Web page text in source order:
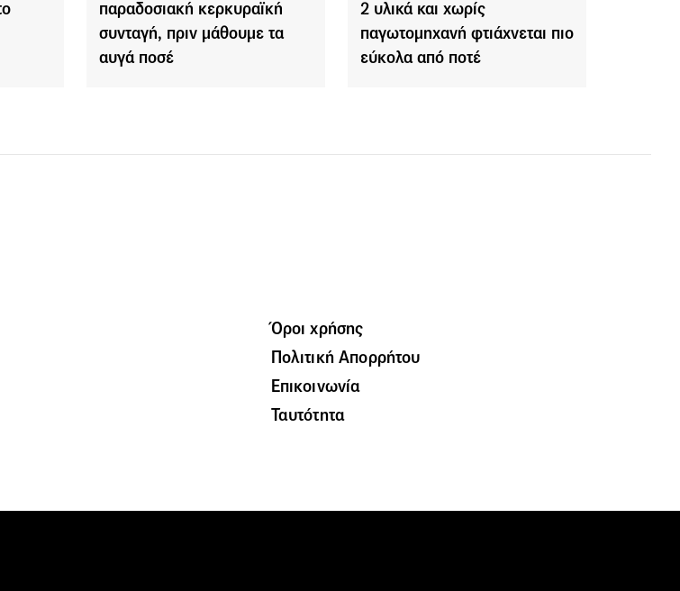
παραδοσιακή κερκυραϊκή
συνταγή, πριν μάθουμε τα
αυγά ποσέ
2 υλικά και χωρίς
παγωτομηχανή φτιάχνεται πιο
εύκολα από ποτέ
Όροι χρήσης
Πολιτική Απορρήτου
Επικοινωνία
Ταυτότητα